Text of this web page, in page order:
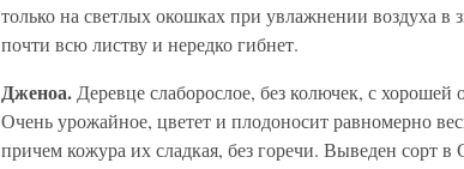
только на светлых окошках при увлажнении воздуха в
почти всю листву и нередко гибнет.
Дженоа. Деревце слаборослое, без колючек, с
Очень урожайное, цветет и плодоносит равномерно
причем кожура их сладкая, без горечи. Выведен